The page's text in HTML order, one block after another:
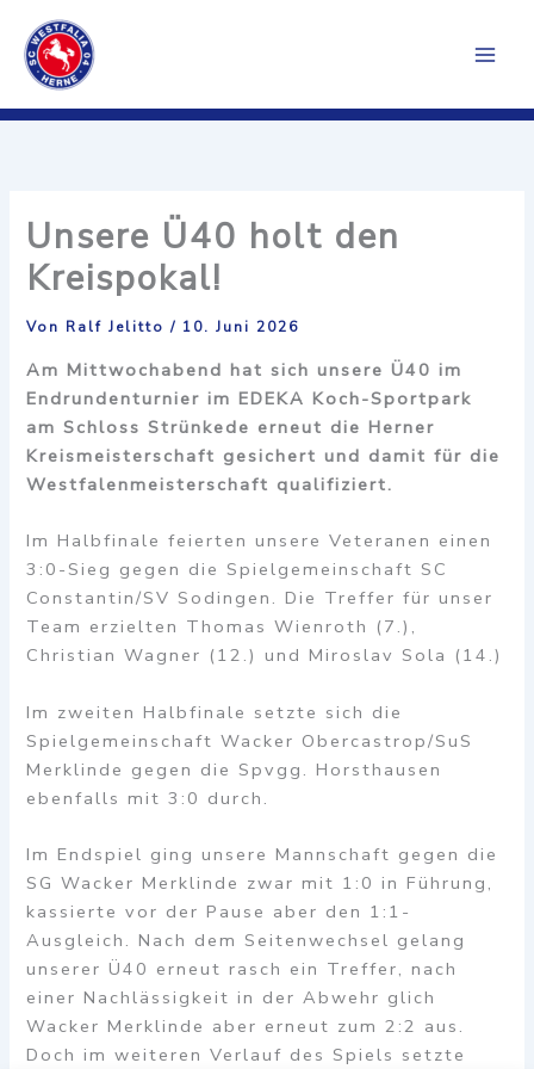
Inhalt
springen
Unsere Ü40 holt den
Kreispokal!
Von Ralf Jelitto/ 10. Juni 2026
Am Mittwochabend hat sich unsere Ü40 im
Endrundenturnier im EDEKA Koch-Sportpark
am Schloss Strünkede erneut die Herner
Kreismeisterschaft gesichert und damit für die
Westfalenmeisterschaft qualifiziert.
Im Halbfinale feierten unsere Veteranen einen
3:0-Sieg gegen die Spielgemeinschaft SC
Constantin/SV Sodingen. Die Treffer für unser
Team erzielten Thomas Wienroth (7.),
Christian Wagner (12.) und Miroslav Sola (14.)
Im zweiten Halbfinale setzte sich die
Spielgemeinschaft Wacker Obercastrop/SuS
Merklinde gegen die Spvgg. Horsthausen
ebenfalls mit 3:0 durch.
Im Endspiel ging unsere Mannschaft gegen die
SG Wacker Merklinde zwar mit 1:0 in Führung,
kassierte vor der Pause aber den 1:1-
Ausgleich. Nach dem Seitenwechsel gelang
unserer Ü40 erneut rasch ein Treffer, nach
einer Nachlässigkeit in der Abwehr glich
Wacker Merklinde aber erneut zum 2:2 aus.
Doch im weiteren Verlauf des Spiels setzte